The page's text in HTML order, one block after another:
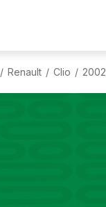
/ Renault / Clio / 2002